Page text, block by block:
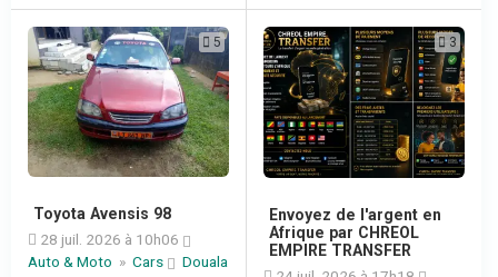
5
Toyota Avensis 98
28 juil. 2026 à 10h06
Auto & Moto » Cars
Douala
3
Envoyez de l'argent en
Afrique par CHREOL
EMPIRE TRANSFER